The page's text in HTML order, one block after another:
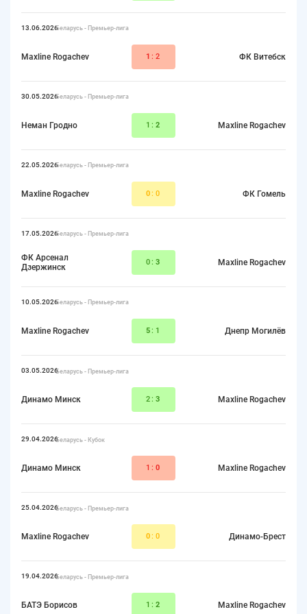
13.06.2026Беларусь - Премьер-лига
Maxline Rogachev 1:2 ФК Витебск
30.05.2026Беларусь - Премьер-лига
Неман Гродно 1: 2 Maxline Rogachev
22.05.2026Беларусь - Премьер-лига
Maxline Rogachev 0:0 ФК Гомель
17.05.2026Беларусь - Премьер-лига
ФК Арсенал
Дзержинск
0: 3 Maxline Rogachev
10.05.2026Беларусь - Премьер-лига
Maxline Rogachev 5:1 Днепр Могилёв
03.05.2026Беларусь - Премьер-лига
Динамо Минск 2: 3 Maxline Rogachev
29.04.2026Беларусь - Кубок
Динамо Минск 1: 0 Maxline Rogachev
25.04.2026Беларусь - Премьер-лига
Maxline Rogachev 0:0 Динамо-Брест
19.04.2026Беларусь - Премьер-лига
БАТЭ Борисов 1: 2 Maxline Rogachev